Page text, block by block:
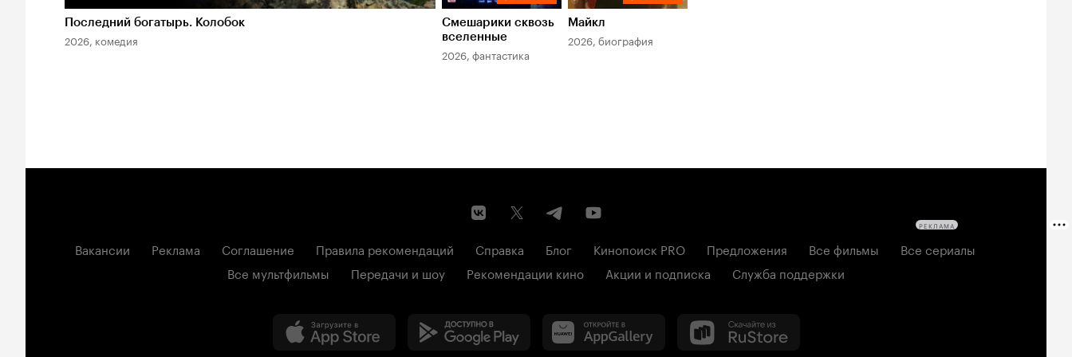
Последний богатырь. Колобок
2026, комедия
Смешарики сквозь
вселенные
2026, фантастика
Майкл
2026, биография
Вакансии Реклама Соглашение Правила рекомендаций Справка Блог Кинопоиск PRO Предложения Все фильмы
Все сериалы
Все мультфильмы
Передачи и шоу Рекомендации кино Акции и подписка Служба поддержки
РЕКЛАМА